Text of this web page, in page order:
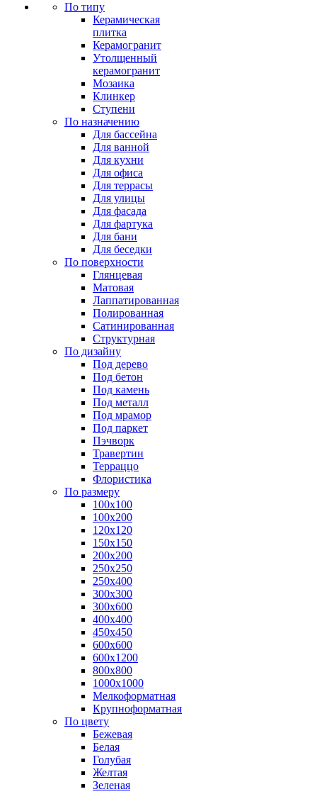
По типу
Керамическая
плитка
Керамогранит
Утолщенный
керамогранит
Мозаика
Клинкер
Ступени
По назначению
Для бассейна
Для ванной
Для кухни
Для офиса
Для террасы
Для улицы
Для фасада
Для фартука
Для бани
Для беседки
По поверхности
Глянцевая
Матовая
Лаппатированная
Полированная
Сатинированная
Структурная
По дизайну
Под дерево
Под бетон
Под камень
Под металл
Под мрамор
Под паркет
Пэчворк
Травертин
Терраццо
Флористика
По размеру
100х100
100х200
120х120
150х150
200х200
250х250
250х400
300х300
300х600
400х400
450х450
600х600
600х1200
800х800
1000х1000
Мелкоформатная
Крупноформатная
По цвету
Бежевая
Белая
Голубая
Желтая
Зеленая